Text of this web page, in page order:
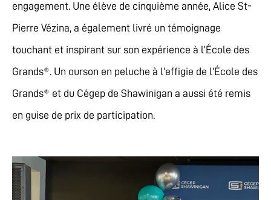
engagement. Une élève de cinquième année, Alice St-
Pierre Vézina, a également livré un témoignage
touchant et inspirant sur son expérience à l’École des
Grands®. Un ourson en peluche à l’effigie de l’École des
Grands® et du Cégep de Shawinigan a aussi été remis
en guise de prix de participation.